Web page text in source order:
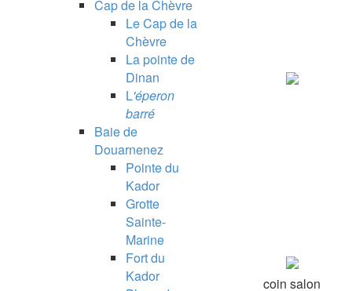
Cap de la Chèvre
Le Cap de la
Chèvre
La pointe de
Dinan
L'éperon
barré
Baie de
Douarnenez
Pointe du
Kador
Grotte
Sainte-
Marine
Fort du
Kador
coin salon